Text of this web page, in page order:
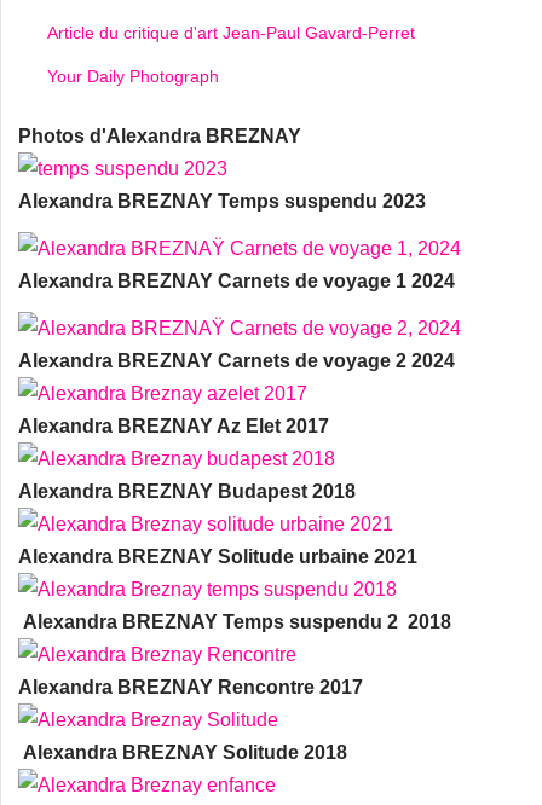
Article du critique d'art Jean-Paul Gavard-Perret
Your Daily Photograph
Photos d'Alexandra BREZNAY
Alexandra BREZNAY Temps suspendu 2023
Alexandra BREZNAY Carnets de voyage 1 2024
Alexandra BREZNAY Carnets de voyage 2 2024
Alexandra BREZNAY Az Elet 2017
Alexandra BREZNAY Budapest 2018
Alexandra BREZNAY Solitude urbaine 2021
Alexandra BREZNAY Temps suspendu 2 2018
Alexandra BREZNAY Rencontre 2017
Alexandra BREZNAY Solitude 2018